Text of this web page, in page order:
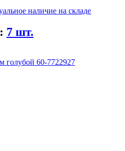
наличие на складе
7 шт.
60-7722927